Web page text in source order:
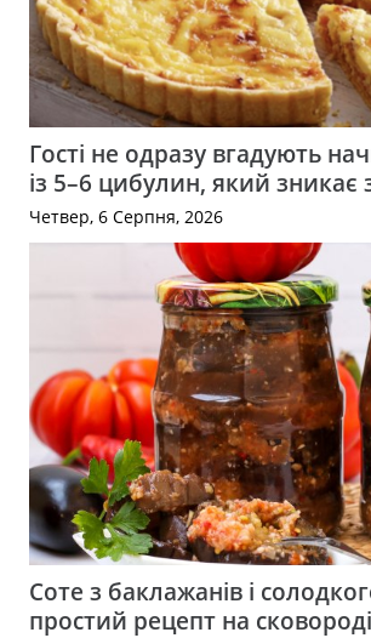
Гості не одразу вгадують
із 5–6 цибулин, який зникає
Четвер, 6 Серпня, 2026
Соте з баклажанів і
простий рецепт на сковороді